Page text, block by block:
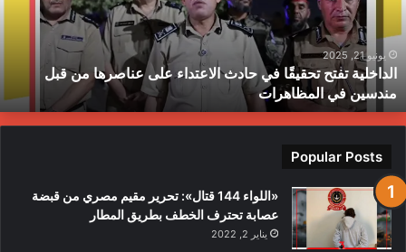
على
عناصرها
قبل
مندسين
في
المظاهرات
يونيو 21, 2025
الداخلية تفتح تحقيقًا في حادث الاعتداء على عناصرها من قبل
مندسين في المظاهرات
Popular Posts
«اللواء 144 قتال»: تحرير مقيم مصري من قبضة
عصابة تحترف الخطف بطريق المطار
يناير 2, 2022